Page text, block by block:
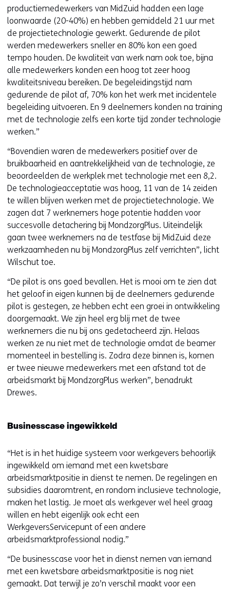
i
e
u
w
v
e
n
s
t
e
(
v
e
r
w
i
j
s
t
a
a
r
e
e
n
a
n
d
b
s
t
e
productiemedewerkers van MidZuid hadden een lage
loonwaarde (20-40%) en hebben gemiddeld 21 uur met
de projectietechnologie gewerkt. Gedurende de pilot
werden medewerkers sneller en 80% kon een goed
tempo houden. De kwaliteit van werk nam ook toe, bijna
alle medewerkers konden een hoog tot zeer hoog
kwaliteitsniveau bereiken. De begeleidingstijd nam
gedurende de pilot af, 70% kon het werk met incidentele
begeleiding uitvoeren. En 9 deelnemers konden na training
met de technologie zelfs een korte tijd zonder technologie
werken.”
“Bovendien waren de medewerkers positief over de
bruikbaarheid en aantrekkelijkheid van de technologie, ze
beoordeelden de werkplek met technologie met een 8,2.
De technologieacceptatie was hoog, 11 van de 14 zeiden
te willen blijven werken met de projectietechnologie. We
zagen dat 7 werknemers hoge potentie hadden voor
succesvolle detachering bij MondzorgPlus. Uiteindelijk
gaan twee werknemers na de testfase bij MidZuid deze
werkzaamheden nu bij MondzorgPlus zelf verrichten”, licht
Wilschut toe.
“De pilot is ons goed bevallen. Het is mooi om te zien dat
het geloof in eigen kunnen bij de deelnemers gedurende
pilot is gestegen, ze hebben echt een groei in ontwikkeling
doorgemaakt. We zijn heel erg blij met de twee
werknemers die nu bij ons gedetacheerd zijn. Helaas
werken ze nu niet met de technologie omdat de beamer
momenteel in bestelling is. Zodra deze binnen is, komen
er twee nieuwe medewerkers met een afstand tot de
arbeidsmarkt bij MondzorgPlus werken”, benadrukt
Drewes.
Businesscase ingewikkeld
“Het is in het huidige systeem voor werkgevers behoorlijk
ingewikkeld om iemand met een kwetsbare
arbeidsmarktpositie in dienst te nemen. De regelingen en
subsidies daaromtrent, en rondom inclusieve technologie,
maken het lastig. Je moet als werkgever wel heel graag
willen en hebt eigenlijk ook echt een
WerkgeversServicepunt of een andere
arbeidsmarktprofessional nodig.”
“De businesscase voor het in dienst nemen van iemand
met een kwetsbare arbeidsmarktpositie is nog niet
gemaakt. Dat terwijl je zo’n verschil maakt voor een